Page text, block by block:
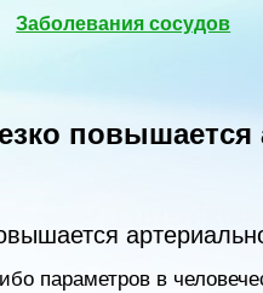
Заболевания сосудов
повышается
параметров в